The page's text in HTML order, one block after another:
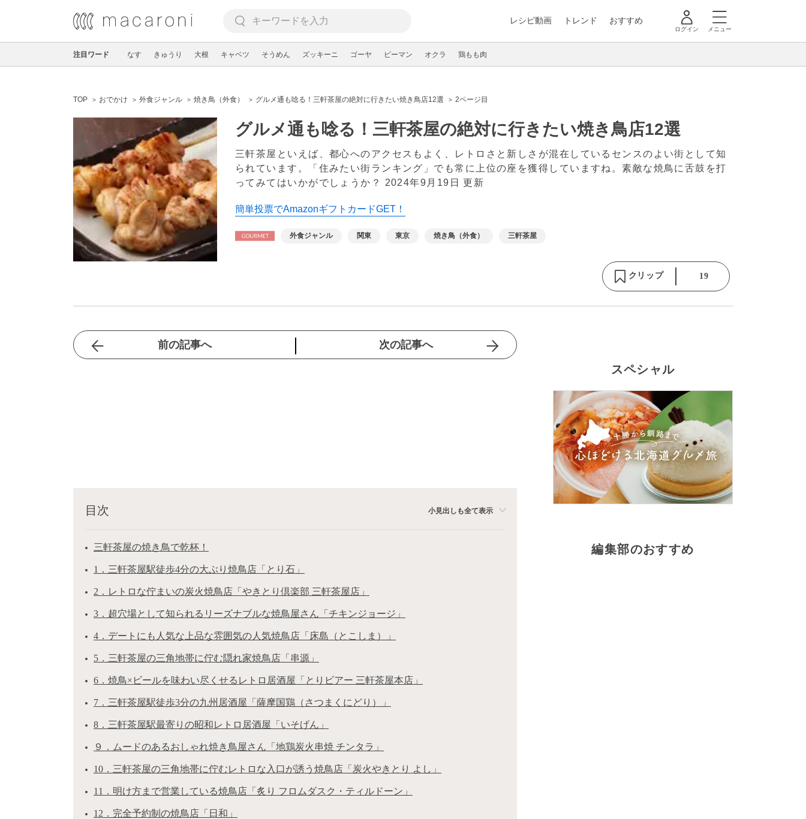
レシピ動画 トレンド おすすめ
ログイン メニュー
注目ワード なす きゅうり 大根 キャベツ そうめん ズッキーニ ゴーヤ ピーマン オクラ 鶏もも肉
TOP おでかけ 外食ジャンル 焼き鳥（外食） グルメ通も唸る！三軒茶屋の絶対に行きたい焼き鳥店12選 2ページ目
グルメ通も唸る！三軒茶屋の絶対に行きたい焼き鳥店12選
三軒茶屋といえば、都心へのアクセスもよく、レトロさと新しさが混在しているセンスのよい街として知
られています。「住みたい街ランキング」でも常に上位の座を獲得していますね。素敵な焼鳥に舌鼓を打
ってみてはいかがでしょうか？ 2024年9月19日 更新
簡単投票でAmazonギフトカードGET！
外食ジャンル 関東 東京 焼き鳥（外食） 三軒茶屋
クリップ 19
前の記事へ 次の記事へ
目次 小見出しも全て表示
三軒茶屋の焼き鳥で乾杯！
1．三軒茶屋駅徒歩4分の大ぶり焼鳥店「とり石」
2．レトロな佇まいの炭火焼鳥店「やきとり倶楽部 三軒茶屋店」
3．超穴場として知られるリーズナブルな焼鳥屋さん「チキンジョージ」
4．デートにも人気な上品な雰囲気の人気焼鳥店「床島（とこしま）」
5．三軒茶屋の三角地帯に佇む隠れ家焼鳥店「串源」
6．焼鳥×ビールを味わい尽くせるレトロ居酒屋「とりビアー 三軒茶屋本店」
7．三軒茶屋駅徒歩3分の九州居酒屋「薩摩国鶏（さつまくにどり）」
8．三軒茶屋駅最寄りの昭和レトロ居酒屋「いそげん」
９．ムードのあるおしゃれ焼き鳥屋さん「地鶏炭火串焼 チンタラ」
10．三軒茶屋の三角地帯に佇むレトロな入口が誘う焼鳥店「炭火やきとり よし」
11．明け方まで営業している焼鳥店「炙り フロムダスク・ティルドーン」
12．完全予約制の焼鳥店「日和」
スペシャル
編集部のおすすめ